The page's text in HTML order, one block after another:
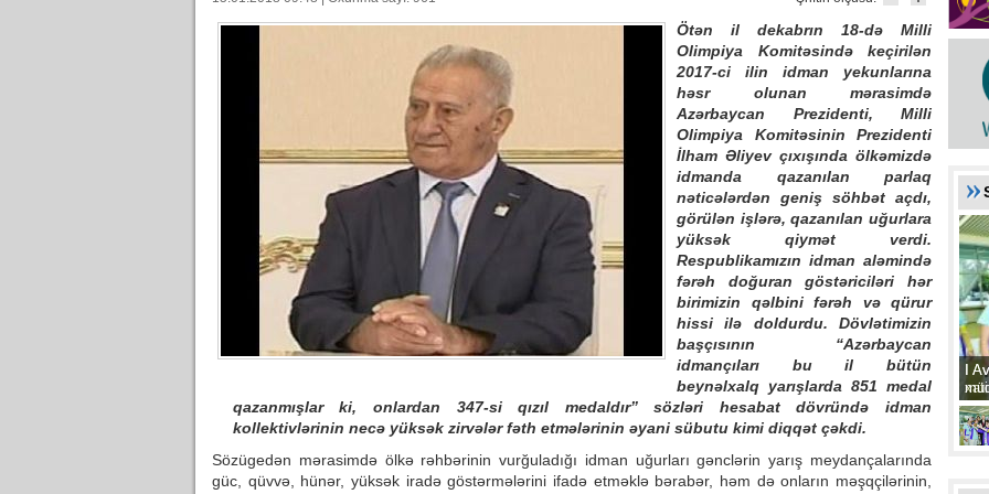
Ötən il dekabrın 18-də Milli
Olimpiya Komitəsində keçirilən
2017-ci ilin idman yekunlarına
həsr olunan mərasimdə
Azərbaycan Prezidenti, Milli
Olimpiya Komitəsinin Prezidenti
İlham Əliyev çıxışında ölkəmizdə
idmanda qazanılan parlaq
nəticələrdən geniş söhbət açdı,
görülən işlərə, qazanılan uğurlara
yüksək qiymət verdi.
Respublikamızın idman aləmində
fərəh doğuran göstəriciləri hər
birimizin qəlbini fərəh və qürur
hissi ilə doldurdu. Dövlətimizin
başçısının “Azərbaycan
idmançıları bu il bütün
beynəlxalq yarışlarda 851 medal
qazanmışlar ki, onlardan 347-si qızıl medaldır” sözləri hesabat dövründə idman
kollektivlərinin necə yüksək zirvələr fəth etmələrinin əyani sübutu kimi diqqət çəkdi.
Sözügedən mərasimdə ölkə rəhbərinin vurğuladığı idman uğurları gənclərin yarış meydançalarında
güc, qüvvə, hünər, yüksək iradə göstərmələrini ifadə etməklə bərabər, həm də onların məşqçilərinin,
II